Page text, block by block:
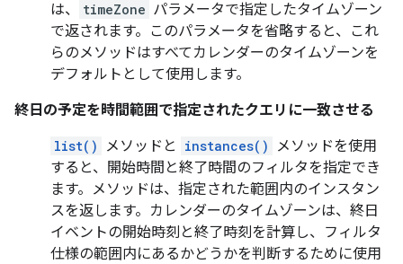
は、
timeZone パラメータで指定したタイムゾーン
で返されます。このパラメータを省略すると、これ
らのメソッドはすべてカレンダーのタイムゾーンを
デフォルトとして使用します。
終日の予定を時間範囲で指定されたクエリに一致させる
list() メソッドと instances()
メソッドを使用
すると、開始時間と終了時間のフィルタを指定でき
ます。メソッドは、指定された範囲内のインスタン
スを返します。カレンダーのタイムゾーンは、終日
イベントの開始時刻と終了時刻を計算し、フィルタ
仕様の範囲内にあるかどうかを判断するために使用